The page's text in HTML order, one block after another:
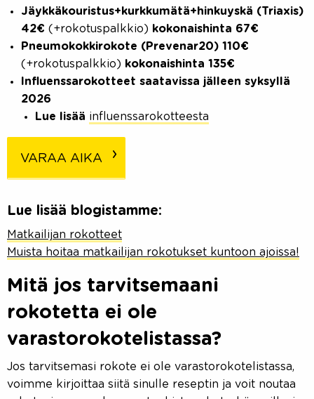
Jäykkäkouristus+kurkkumätä+hinkuyskä (Triaxis)
42€ (+rokotuspalkkio) kokonaishinta 67€
Pneumokokkirokote (Prevenar20) 110€
(+rokotuspalkkio) kokonaishinta 135€
Influenssarokotteet saatavissa jälleen syksyllä
2026
Lue lisää influenssarokotteesta
VARAA AIKA
Lue lisää blogistamme:
Matkailijan rokotteet
Muista hoitaa matkailijan rokotukset kuntoon ajoissa!
Mitä jos tarvitsemaani
rokotetta ei ole
varastorokotelistassa?
Jos tarvitsemasi rokote ei ole varastorokotelistassa,
voimme kirjoittaa siitä sinulle reseptin ja voit noutaa